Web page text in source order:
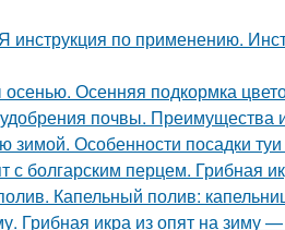
по применению.
Осенняя подкормка
почвы. Преимущества
зимой. Особенности посадки
с болгарским перцем. Грибная
Капельный полив:
Грибная икра из опят на зиму